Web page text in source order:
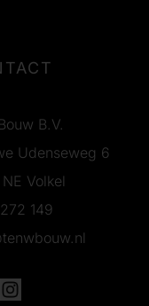
B.V.
Udenseweg 6
Volkel
149